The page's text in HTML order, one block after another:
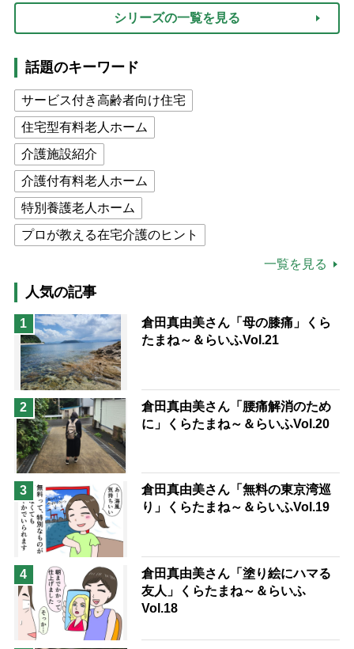
シリーズの一覧を見る
話題のキーワード
サービス付き高齢者向け住宅
住宅型有料老人ホーム
介護施設紹介
介護付有料老人ホーム
特別養護老人ホーム
プロが教える在宅介護のヒント
高木ブー
ケアマネジャー
猫が母になつきません
息子の遠距離介護サバイバル術
兄がボケました
予防法
一覧を見る
人気の記事
1
倉田真由美さん「母の膝痛」くら
たまね～＆らいふVol.21
2
倉田真由美さん「腰痛解消のため
に」くらたまね～＆らいふVol.20
3
倉田真由美さん「無料の東京湾巡
り」くらたまね～＆らいふVol.19
4
倉田真由美さん「塗り絵にハマる
友人」くらたまね～＆らいふ
Vol.18